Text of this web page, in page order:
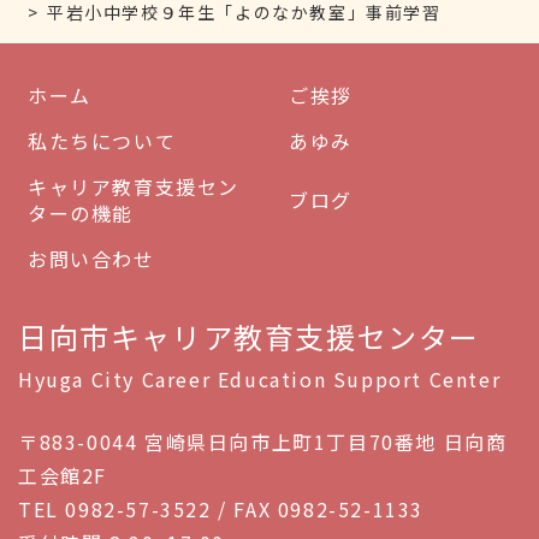
平岩小中学校９年生「よのなか教室」事前学習
ホーム
ご挨拶
私たちについて
あゆみ
キャリア教育支援セン
ターの機能
ブログ
お問い合わせ
日向市キャリア教育支援センター
Hyuga City Career Education Support Center
〒883-0044 宮崎県日向市上町1丁目70番地 日向商
工会館2F
TEL 0982-57-3522 / FAX 0982-52-1133